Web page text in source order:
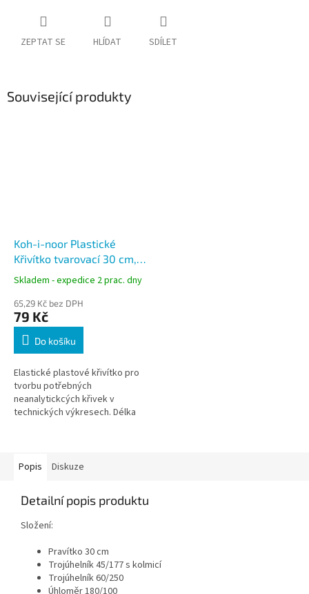
ZEPTAT SE HLÍDAT SDÍLET
Související produkty
Koh-i-noor Plastické
Křivítko tvarovací 30 cm,
modré
Skladem - expedice 2 prac. dny
65,29 Kč bez DPH
79 Kč
Do košíku
Elastické plastové křivítko pro
tvorbu potřebných
neanalytickcých křivek v
technických výkresech. Délka
Popis Diskuze
Detailní popis produktu
Složení:
Pravítko 30 cm
Trojúhelník 45/177 s kolmicí
Trojúhelník 60/250
Úhloměr 180/100